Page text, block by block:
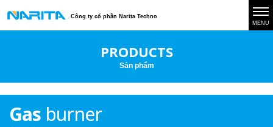
Công ty cổ phần Narita Techno
MENU
PRODUCTS
Sản phẩm
Gas burner